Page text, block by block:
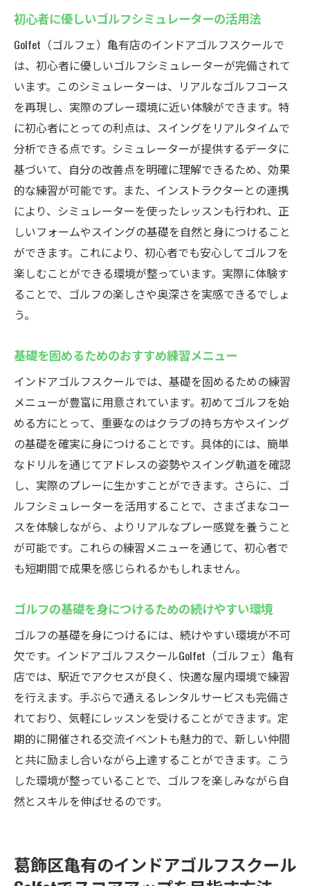
新しい友人との交流がスキルアップに繋が
る
ゴルフを通じた地域コミュニティとの繋が
り
一年中快適！葛飾区亀有のインドアゴルフスク
ールの魅力
天候に左右されない安心の練習環境
季節を問わず快適な室内ゴルフ体験
一年中使えるインドア施設の利点
快適な環境がもたらす練習効果の向上
インドアならではの最新設備の魅力
四季を通じて楽しく続けられる環境
初心者から上級者まで！葛飾区亀有のインドア
ゴルフスクールGolfetで上達を実感
ム
上級者向けの特化したスキルアップメニュ
ー
個人のレベルに合わせた柔軟な指導
初心者から上級者までの成長をサポート
インストラクターによるきめ細かな指導
各レベルに応じた的確なアドバイス
口コミで注目！葛飾区亀有のインドアゴルフス
クールの特徴とは
生徒の声から見るスクールの魅力
口コミで高評価の指導内容とは
多くのユーザーが支持する理由
口コミからわかる通いやすさと続けやすさ
利用者の実体験から見るスクールの特長
口コミサイトで話題の理由を探る
初心者に優しいゴルフシミュレーターの活用法
Golfet（ゴルフェ）亀有店のインドアゴルフスクールで
は、初心者に優しいゴルフシミュレーターが完備されて
います。このシミュレーターは、リアルなゴルフコース
を再現し、実際のプレー環境に近い体験ができます。特
に初心者にとっての利点は、スイングをリアルタイムで
分析できる点です。シミュレーターが提供するデータに
基づいて、自分の改善点を明確に理解できるため、効果
的な練習が可能です。また、インストラクターとの連携
により、シミュレーターを使ったレッスンも行われ、正
しいフォームやスイングの基礎を自然と身につけること
ができます。これにより、初心者でも安心してゴルフを
楽しむことができる環境が整っています。実際に体験す
ることで、ゴルフの楽しさや奥深さを実感できるでしょ
う。
基礎を固めるためのおすすめ練習メニュー
インドアゴルフスクールでは、基礎を固めるための練習
メニューが豊富に用意されています。初めてゴルフを始
める方にとって、重要なのはクラブの持ち方やスイング
の基礎を確実に身につけることです。具体的には、簡単
なドリルを通じてアドレスの姿勢やスイング軌道を確認
し、実際のプレーに生かすことができます。さらに、ゴ
ルフシミュレーターを活用することで、さまざまなコー
スを体験しながら、よりリアルなプレー感覚を養うこと
が可能です。これらの練習メニューを通じて、初心者で
も短期間で成果を感じられるかもしれません。
ゴルフの基礎を身につけるための続けやすい環境
ゴルフの基礎を身につけるには、続けやすい環境が不可
欠です。インドアゴルフスクールGolfet（ゴルフェ）亀有
店では、駅近でアクセスが良く、快適な屋内環境で練習
を行えます。手ぶらで通えるレンタルサービスも完備さ
れており、気軽にレッスンを受けることができます。定
期的に開催される交流イベントも魅力的で、新しい仲間
と共に励まし合いながら上達することができます。こう
した環境が整っていることで、ゴルフを楽しみながら自
然とスキルを伸ばせるのです。
葛飾区亀有のインドアゴルフスクール